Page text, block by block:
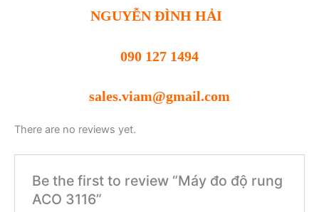
NGUYỄN ĐÌNH HẢI
090 127 1494
sales.viam@gmail.com
There are no reviews yet.
Be the first to review “Máy đo độ rung
ACO 3116”